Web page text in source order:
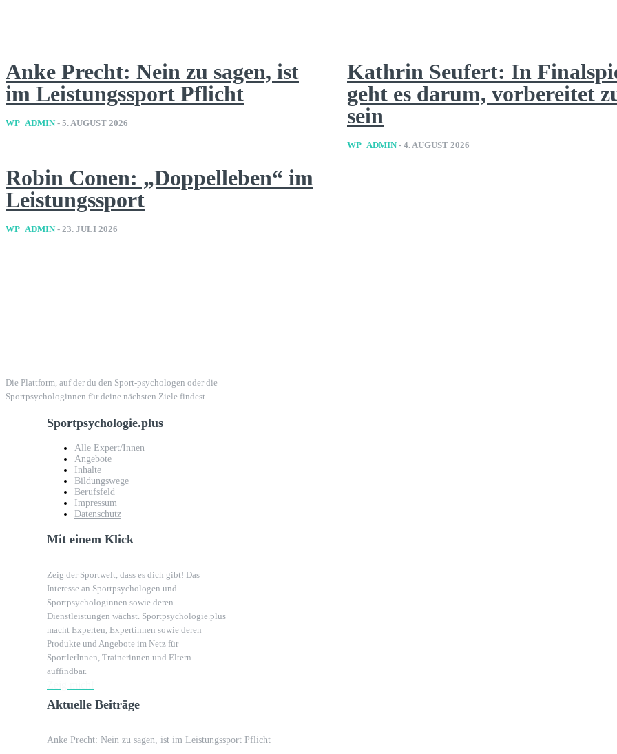
Anke Precht: Nein zu sagen, ist
im Leistungssport Pflicht
WP_ADMIN - 5. AUGUST 2026
Kathrin Seufert: In
geht es darum, vorbereitet
sein
WP_ADMIN - 4. AUGUST 2026
Robin Conen: „Doppelleben“ im
Leistungssport
WP_ADMIN - 23. JULI 2026
Die Plattform, auf der du den Sport-psychologen oder die
Sportpsychologinnen für deine nächsten Ziele findest.
Sportpsychologie.plus
Alle Expert/Innen
Angebote
Inhalte
Bildungswege
Berufsfeld
Impressum
Datenschutz
Mit einem Klick
Zeig der Sportwelt, dass es dich gibt! Das
Interesse an Sportpsychologen und
Sportpsychologinnen sowie deren
Dienstleistungen wächst. Sportpsychologie.plus
macht Experten, Expertinnen sowie deren
Produkte und Angebote im Netz für
SportlerInnen, Trainerinnen und Eltern
auffindbar.
Aktuelle Beiträge
Anke Precht: Nein zu sagen, ist im Leistungssport Pflicht